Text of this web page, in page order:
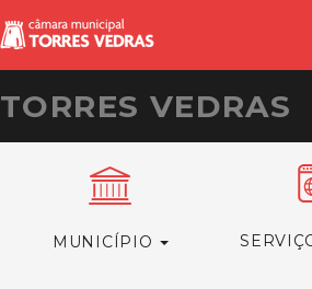
TORRES VEDRAS
MUNICÍPIO